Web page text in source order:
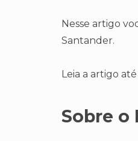
Nesse artigo
Santander.
Leia a artigo
Sobre o